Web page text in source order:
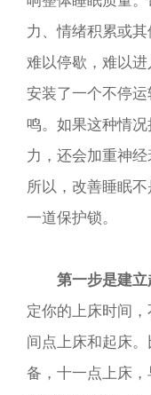
力、情绪积累或
难以停歇，难以
安装了一个不停
鸣。如果这种情
力，还会加重神经
所以，改善睡眠
一道保护锁。
第一步是建
定你的上床时间
间点上床和起床
备，十一点上床